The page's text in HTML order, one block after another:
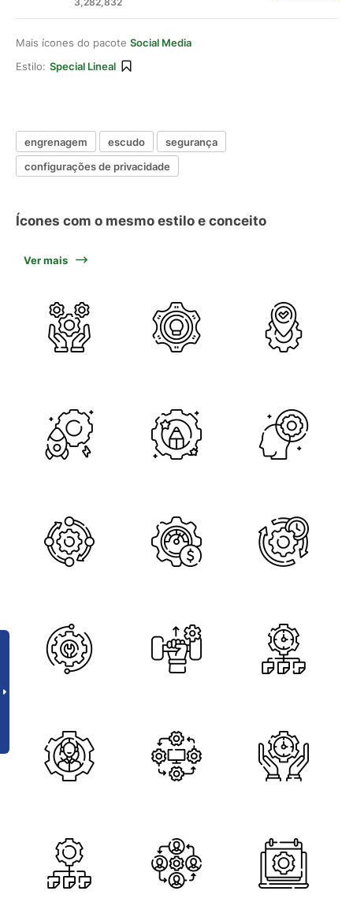
Mais ícones do pacote Social Media
Estilo: Special Lineal
engrenagem escudo
segurança
configurações de privacidade
Ícones com o mesmo estilo e conceito
Ver mais